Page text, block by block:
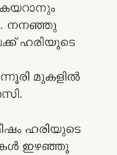
നനഞ്ഞു
ഹരിയുടെ
മുകളിൽ
ഹരിയുടെ
ഇഴഞ്ഞു